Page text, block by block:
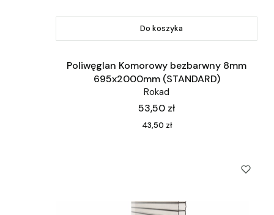
Do koszyka
Poliwęglan Komorowy bezbarwny 8mm
695x2000mm (STANDARD)
Rokad
Cena
53,50 zł
Cena
43,50 zł